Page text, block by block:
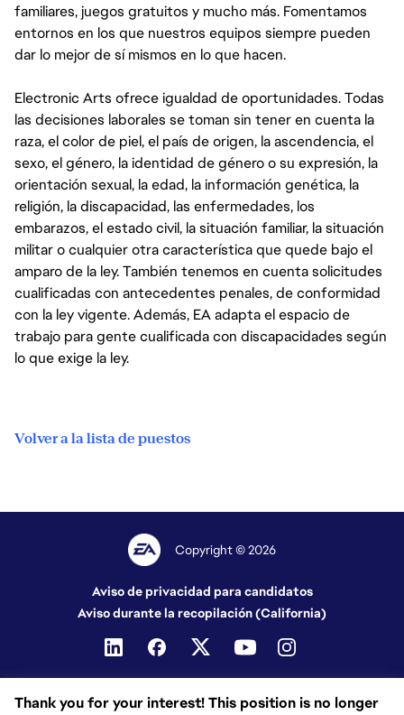
familiares, juegos gratuitos y mucho más. Fomentamos
entornos en los que nuestros equipos siempre pueden
dar lo mejor de sí mismos en lo que hacen.
Electronic Arts ofrece igualdad de oportunidades. Todas
las decisiones laborales se toman sin tener en cuenta la
raza, el color de piel, el país de origen, la ascendencia, el
sexo, el género, la identidad de género o su expresión, la
orientación sexual, la edad, la información genética, la
religión, la discapacidad, las enfermedades, los
embarazos, el estado civil, la situación familiar, la situación
militar o cualquier otra característica que quede bajo el
amparo de la ley. También tenemos en cuenta solicitudes
cualificadas con antecedentes penales, de conformidad
con la ley vigente. Además, EA adapta el espacio de
trabajo para gente cualificada con discapacidades según
lo que exige la ley.
Volver a la lista de puestos
Thank you for your interest! This position is no longer
Copyright © 2026
Aviso de privacidad para candidatos
Aviso durante la recopilación (California)